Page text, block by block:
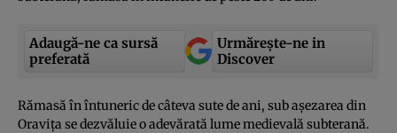
Adaugă-ne ca sursă
preferată
Urmărește-ne in
Discover
Rămasă în întuneric de câteva sute de ani, sub aşezarea din
Oraviţa se dezvăluie o adevărată lume medievală subterană.